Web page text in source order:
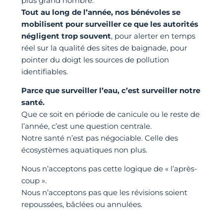
Tout au long de l’année, nos bénévoles se
mobilisent pour surveiller ce que les autorités
négligent trop souvent, pour alerter en temps
réel sur la qualité des sites de baignade, pour
pointer du doigt les sources de pollution
identifiables.
Parce que surveiller l’eau, c’est surveiller notre
santé.
Que ce soit en période de canicule ou le reste de
l’année, c’est une question centrale.
Notre santé n’est pas négociable. Celle des
écosystèmes aquatiques non plus.
Nous n’acceptons pas cette logique de « l’après-
coup ».
Nous n’acceptons pas que les révisions soient
repoussées, bâclées ou annulées.